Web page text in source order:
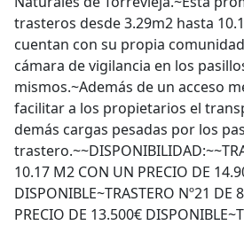
trasteros desde 3.29m2 hasta
cuentan con su propia
cámara de vigilancia en los
mismos.~Además de un acceso
facilitar a los propietarios el
demás cargas pesadas por los
10.17 M2 CON UN PRECIO DE
DISPONIBLE~TRASTERO Nº21 DE
PRECIO DE 13.500€